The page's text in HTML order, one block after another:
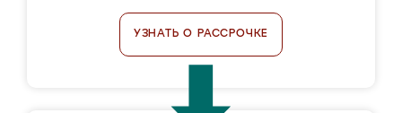
УЗНАТЬ О РАССРОЧКЕ